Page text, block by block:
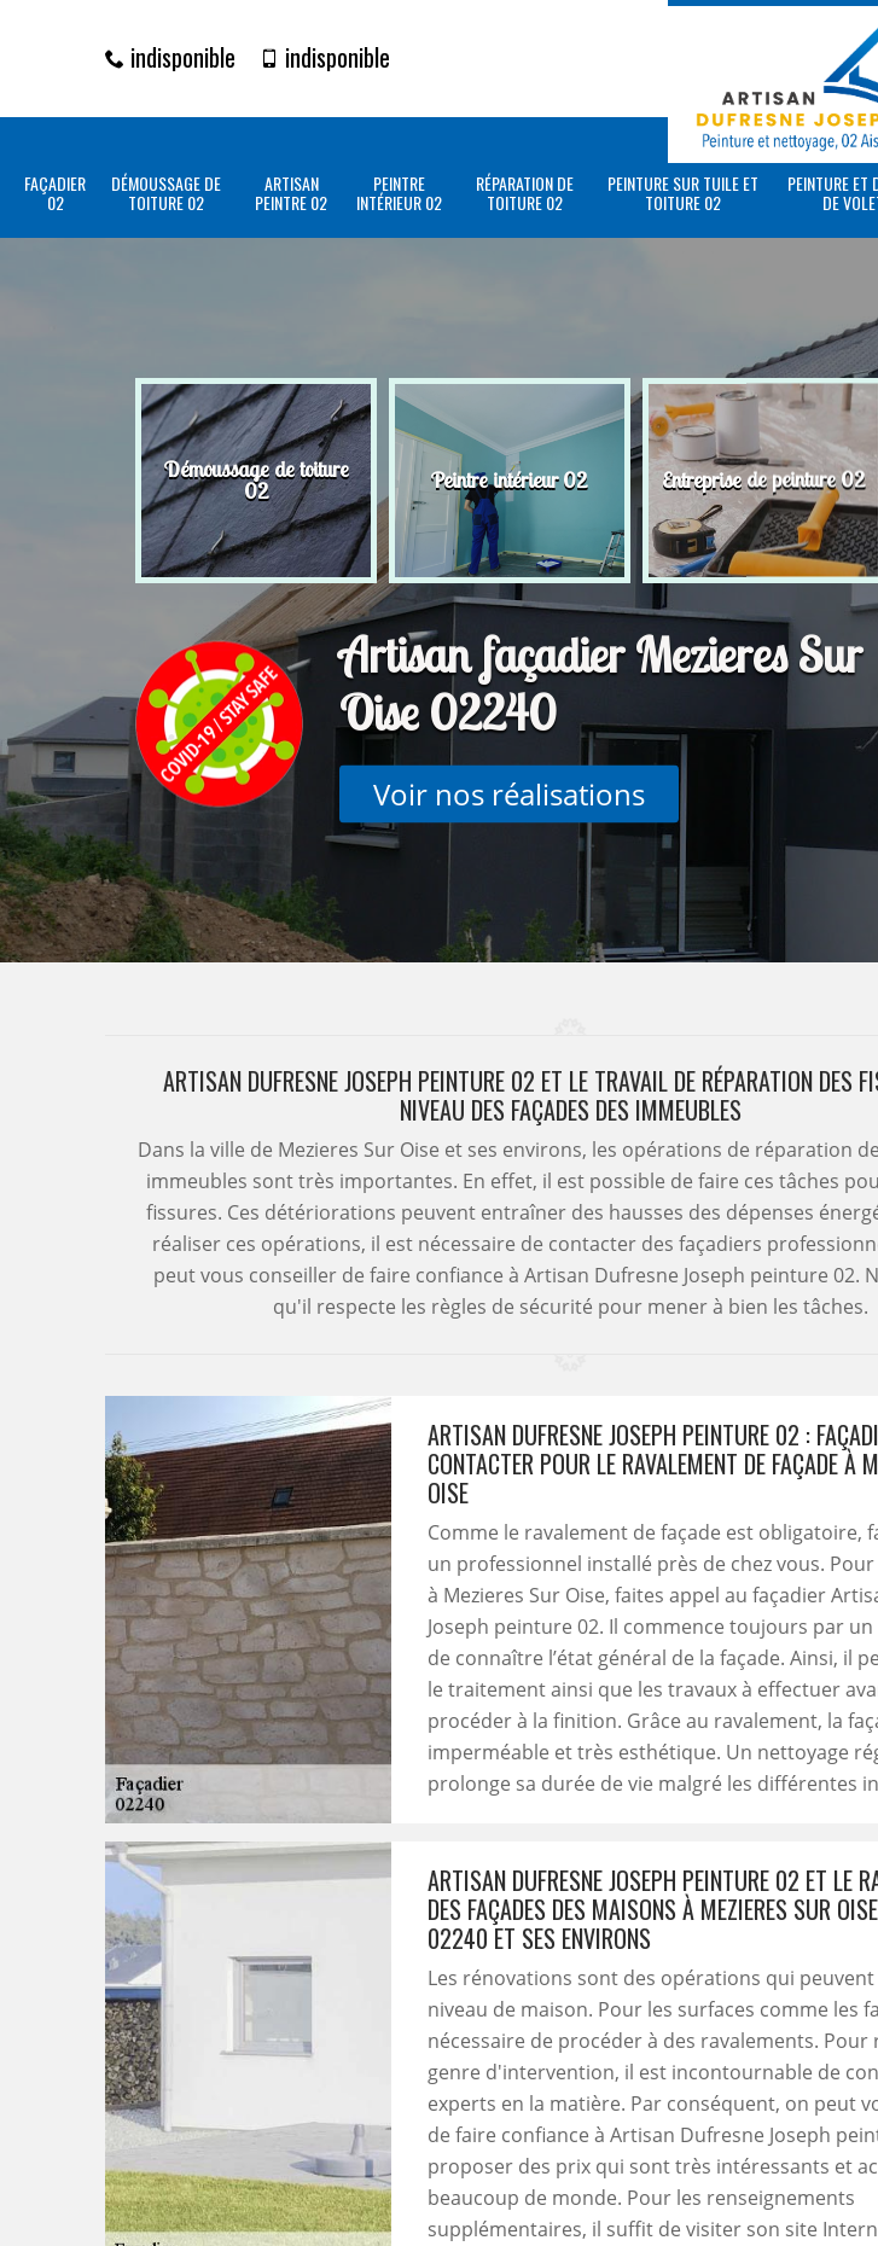
indisponible indisponible
FAÇADIER
02
DÉMOUSSAGE DE
TOITURE 02
ARTISAN
PEINTRE 02
PEINTRE
INTÉRIEUR 02
RÉPARATION DE
TOITURE 02
PEINTURE SUR TUILE ET
TOITURE 02
PEINTURE ET
DE
Démoussage de toiture
02 Peintre intérieur 02 Entreprise de peinture 02
Artisan façadier Mezieres Sur
Oise 02240
Voir nos réalisations
ARTISAN DUFRESNE JOSEPH PEINTURE 02 ET LE TRAVAIL DE RÉPARATION DES
NIVEAU DES FAÇADES DES IMMEUBLES
Dans la ville de Mezieres Sur Oise et ses environs, les opérations de réparation
immeubles sont très importantes. En effet, il est possible de faire ces tâches
fissures. Ces détériorations peuvent entraîner des hausses des dépenses
réaliser ces opérations, il est nécessaire de contacter des façadiers
peut vous conseiller de faire confiance à Artisan Dufresne Joseph peinture 02.
qu'il respecte les règles de sécurité pour mener à bien les tâches.
ARTISAN DUFRESNE JOSEPH PEINTURE 02 :
CONTACTER POUR LE RAVALEMENT DE FAÇADE À
OISE
Comme le ravalement de façade est obligatoire,
un professionnel installé près de chez vous.
à Mezieres Sur Oise, faites appel au façadier
Joseph peinture 02. Il commence toujours par
de connaître l’état général de la façade. Ainsi, il
le traitement ainsi que les travaux à effectuer
procéder à la finition. Grâce au ravalement, la
imperméable et très esthétique. Un nettoyage
prolonge sa durée de vie malgré les différentes
ARTISAN DUFRESNE JOSEPH PEINTURE 02 ET LE
DES FAÇADES DES MAISONS À MEZIERES SUR
02240 ET SES ENVIRONS
Les rénovations sont des opérations qui peuvent
niveau de maison. Pour les surfaces comme les
nécessaire de procéder à des ravalements. Pour
genre d'intervention, il est incontournable de
experts en la matière. Par conséquent, on peut
de faire confiance à Artisan Dufresne Joseph
proposer des prix qui sont très intéressants et
beaucoup de monde. Pour les renseignements
supplémentaires, il suffit de visiter son site